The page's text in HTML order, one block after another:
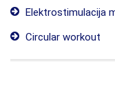
Elektrostimulacija
Circular workout